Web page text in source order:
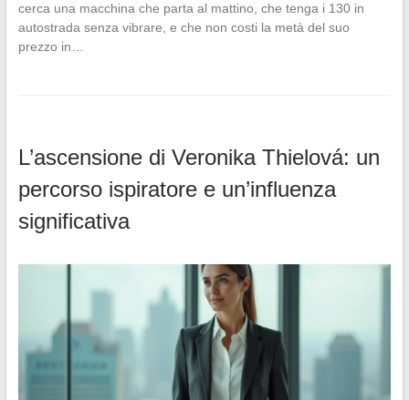
cerca una macchina che parta al mattino, che tenga i 130 in
autostrada senza vibrare, e che non costi la metà del suo
prezzo in…
L’ascensione di Veronika Thielová: un
percorso ispiratore e un’influenza
significativa